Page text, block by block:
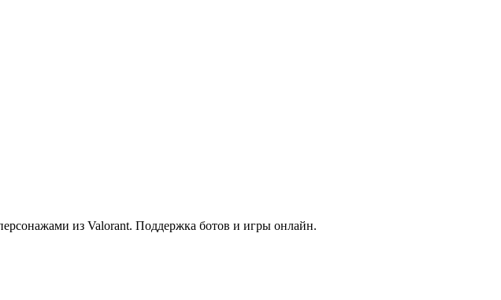
из Valorant. Поддержка ботов и игры онлайн.